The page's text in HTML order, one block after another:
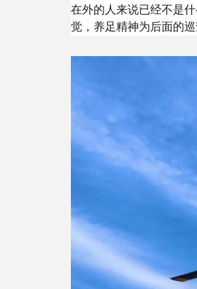
在外的人来说已经不是
觉，养足精神为后面的